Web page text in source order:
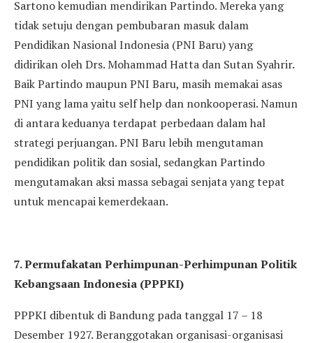
Sartono kemudian mendirikan Partindo. Mereka yang
tidak setuju dengan pembubaran masuk dalam
Pendidikan Nasional Indonesia (PNI Baru) yang
didirikan oleh Drs. Mohammad Hatta dan Sutan Syahrir.
Baik Partindo maupun PNI Baru, masih memakai asas
PNI yang lama yaitu self help dan nonkooperasi. Namun
di antara keduanya terdapat perbedaan dalam hal
strategi perjuangan. PNI Baru lebih mengutaman
pendidikan politik dan sosial, sedangkan Partindo
mengutamakan aksi massa sebagai senjata yang tepat
untuk mencapai kemerdekaan.
7. Permufakatan Perhimpunan-Perhimpunan Politik
Kebangsaan Indonesia (PPPKI)
PPPKI dibentuk di Bandung pada tanggal 17 – 18
Desember 1927. Beranggotakan organisasi-organisasi